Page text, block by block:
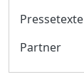
Pressetexte
Partner